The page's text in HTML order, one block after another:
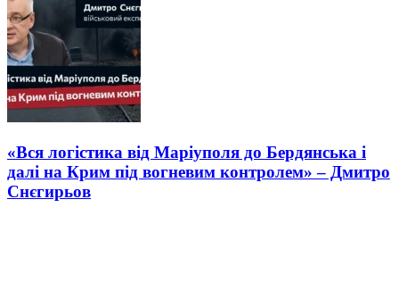
«Вся логістика від Маріуполя до Бердянська і
далі на Крим під вогневим контролем» – Дмитро
Снєгирьов